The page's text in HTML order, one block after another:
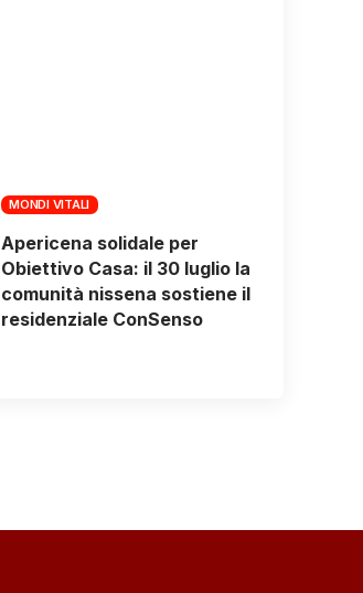
MONDI VITALI
Apericena solidale per
Obiettivo Casa: il 30 luglio la
comunità nissena sostiene il
residenziale ConSenso